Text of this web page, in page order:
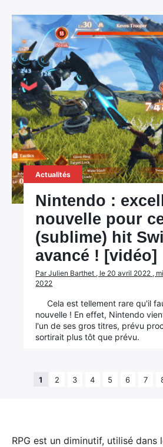
RPG est un diminutif, utilisé dans
Actualités
Nintendo :
nouvelle pour
(sublime) hit
avancé ! [vidéo]
Par Julien Barthet , le 20 avril 2022 ,
2022
Cela est tellement rare qu'il
nouvelle ! En effet, Nintendo
l'un de ses gros titres, prévu
sortirait plus tôt que prévu.
1 2 3 4 5 6 7